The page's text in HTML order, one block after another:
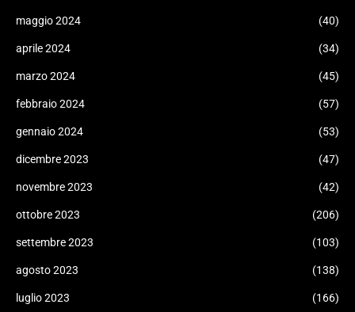
maggio 2024 (40)
aprile 2024 (34)
marzo 2024 (45)
febbraio 2024 (57)
gennaio 2024 (53)
dicembre 2023 (47)
novembre 2023 (42)
ottobre 2023 (206)
settembre 2023 (103)
agosto 2023 (138)
luglio 2023 (166)